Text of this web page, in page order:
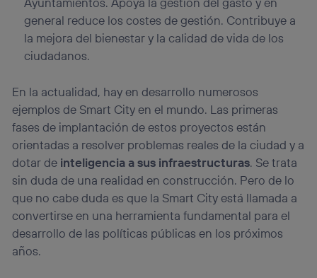
general reduce los costes de gestión. Contribuye a
la mejora del bienestar y la calidad de vida de los
ciudadanos.
En la actualidad, hay en desarrollo numerosos
ejemplos de Smart City en el mundo. Las primeras
fases de implantación de estos proyectos están
orientadas a resolver problemas reales de la ciudad y a
dotar de inteligencia a sus infraestructuras. Se trata
sin duda de una realidad en construcción. Pero de lo
que no cabe duda es que la Smart City está llamada a
convertirse en una herramienta fundamental para el
desarrollo de las políticas públicas en los próximos
años.